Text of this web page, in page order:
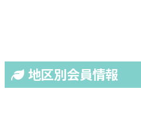
地区別会員情報